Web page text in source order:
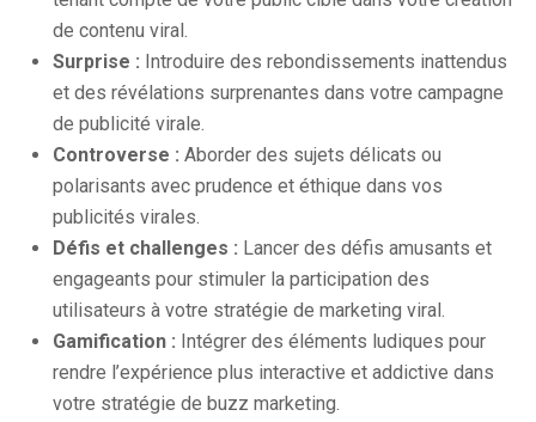
de contenu viral.
Surprise : Introduire des rebondissements inattendus
et des révélations surprenantes dans votre campagne
de publicité virale.
Controverse : Aborder des sujets délicats ou
polarisants avec prudence et éthique dans vos
publicités virales.
Défis et challenges : Lancer des défis amusants et
engageants pour stimuler la participation des
utilisateurs à votre stratégie de marketing viral.
Gamification : Intégrer des éléments ludiques pour
rendre l’expérience plus interactive et addictive dans
votre stratégie de buzz marketing.